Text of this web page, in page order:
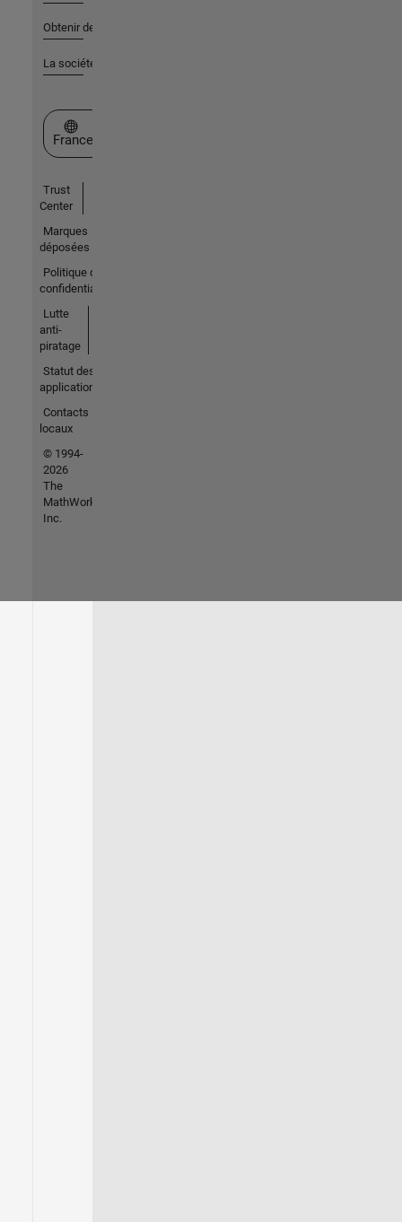
Obtenir de l'aide
La société
Sélectionner un site web
France
Trust
Center
Marques
déposées
Politique de
confidentialité
Lutte
anti-
piratage
Statut des
applications
Contacts
locaux
© 1994-
2026
The
MathWorks,
Inc.